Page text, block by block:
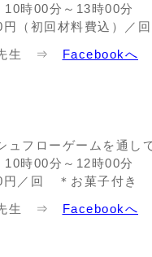
10時00分～13時00分
（初回材料費込）／回
先生 ⇒ Facebookへ
ュフローゲームを通し
10時00分～12時00分
／回 ＊お菓子付き
先生 ⇒ Facebookへ